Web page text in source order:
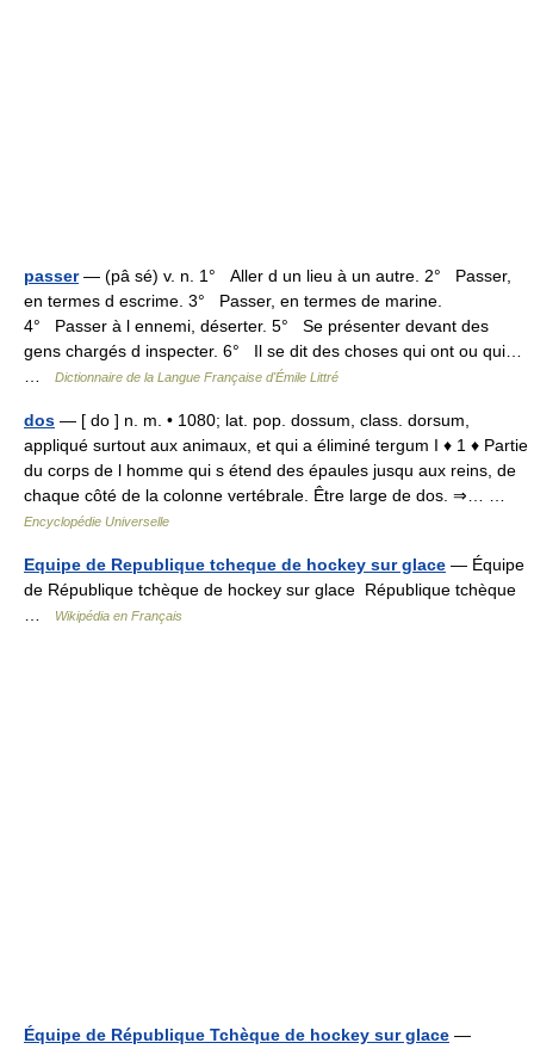
passer— (pâ sé) v. n. 1° Aller d un lieu à un autre. 2° Passer,
en termes d escrime. 3° Passer, en termes de marine.
4° Passer à l ennemi, déserter. 5° Se présenter devant des
gens chargés d inspecter. 6° Il se dit des choses qui ont ou qui…
Dictionnaire de la Langue Française d'Émile Littré
dos — [ do ] n. m. • 1080; lat. pop. dossum, class. dorsum,
appliqué surtout aux animaux, et qui a éliminé tergum I ♦ 1 ♦ Partie
du corps de l homme qui s étend des épaules jusqu aux reins, de
chaque côté de la colonne vertébrale. Être large de dos. ⇒… …
Encyclopédie Universelle
Equipe de Republique tcheque de hockey sur glace — Équipe
de République tchèque de hockey sur glace République tchèque
Wikipédia en Français
Équipe de République Tchèque de hockey sur glace —